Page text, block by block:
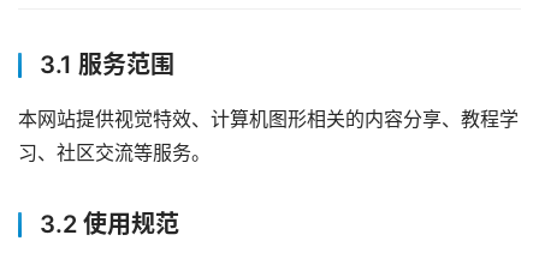
首
3.1 服务范围
本网站提供视觉特效、计算机图形相关的内容分享、教程学
习、社区交流等服务。
3.2 使用规范